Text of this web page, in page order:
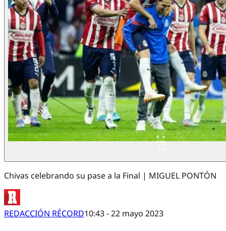
Chivas celebrando su pase a la Final | MIGUEL PONTÓN
REDACCIÓN RÉCORD10:43 - 22 mayo 2023